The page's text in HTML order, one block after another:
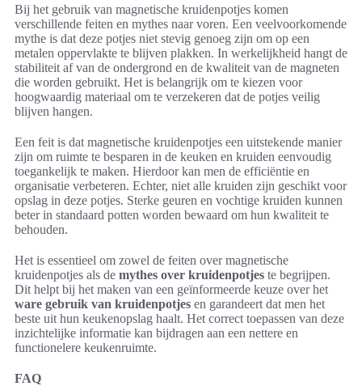
Bij het gebruik van magnetische kruidenpotjes komen
verschillende feiten en mythes naar voren. Een veelvoorkomende
mythe is dat deze potjes niet stevig genoeg zijn om op een
metalen oppervlakte te blijven plakken. In werkelijkheid hangt de
stabiliteit af van de ondergrond en de kwaliteit van de magneten
die worden gebruikt. Het is belangrijk om te kiezen voor
hoogwaardig materiaal om te verzekeren dat de potjes veilig
blijven hangen.
Een feit is dat magnetische kruidenpotjes een uitstekende manier
zijn om ruimte te besparen in de keuken en kruiden eenvoudig
toegankelijk te maken. Hierdoor kan men de efficiëntie en
organisatie verbeteren. Echter, niet alle kruiden zijn geschikt voor
opslag in deze potjes. Sterke geuren en vochtige kruiden kunnen
beter in standaard potten worden bewaard om hun kwaliteit te
behouden.
Het is essentieel om zowel de feiten over magnetische
kruidenpotjes als de mythes over kruidenpotjes te begrijpen.
Dit helpt bij het maken van een geïnformeerde keuze over het
ware gebruik van kruidenpotjes en garandeert dat men het
beste uit hun keukenopslag haalt. Het correct toepassen van deze
inzichtelijke informatie kan bijdragen aan een nettere en
functionelere keukenruimte.
FAQ